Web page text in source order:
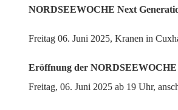
NORDSEEWOCHE Next
Freitag 06. Juni 2025, Kranen in
Eröffnung der
Freitag, 06. Juni 2025 ab 19 Uhr,